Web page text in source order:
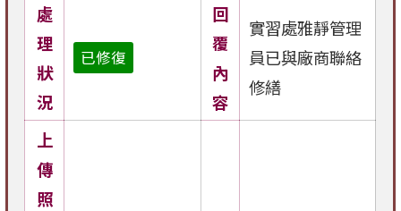
處
理
狀
況
已修復
回
覆
內
容
實習處雅靜管理
員已與廠商聯絡
修繕
上
傳
照